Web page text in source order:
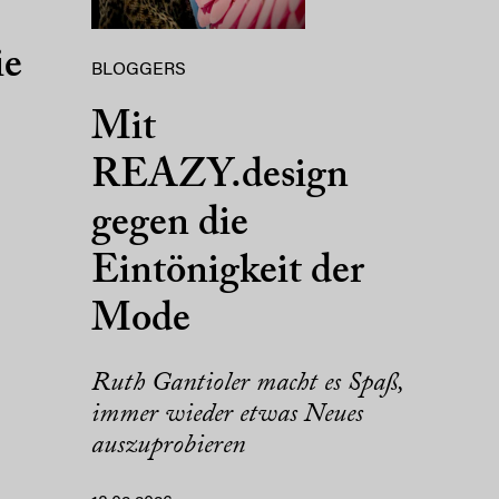
BLOGGERS
Mit
REAZY.design
gegen die
Eintönigkeit der
Mode
Ruth Gantioler macht es Spaß,
immer wieder etwas Neues
auszuprobieren